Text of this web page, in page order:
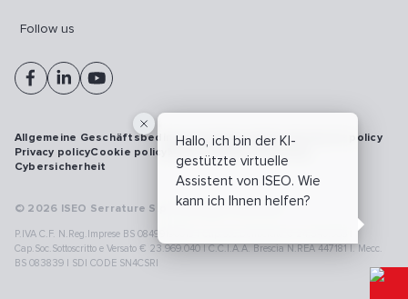
Hallo, ich bin der KI-
gestützte virtuelle
Assistent von ISEO. Wie
kann ich Ihnen helfen?
Follow us
© 2026 ISEO Serrature S.p.A. All right reserved
P.IVA C.F. N.Reg.Imprese BS 08499190018 | Cap.Soc.Deliberato € 24.340.965 |
Cap.Soc.Sottoscritto e Versato € 23.969.040 | C.C.I.A.A. Brescia N.REA 447181 |. Mecc.
BS 083839 | SDI CODE SN4CSRI
Allgemeine GeschäftsbedingungenVulnerability disclosure policy
Privacy policyCookie policy Model 231
Whistleblowing
Cybersicherheit